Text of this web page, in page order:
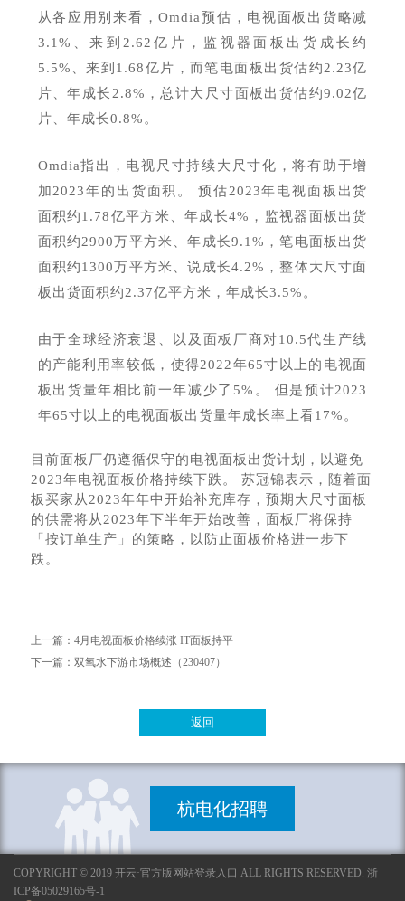
从各应用别来看，Omdia预估，电视面板出货略减
3.1%、来到2.62亿片，监视器面板出货成长约
5.5%、来到1.68亿片，而笔电面板出货估约2.23亿
片、年成长2.8%，总计大尺寸面板出货估约9.02亿
片、年成长0.8%。
Omdia指出，电视尺寸持续大尺寸化，将有助于增
加2023年的出货面积。 预估2023年电视面板出货
面积约1.78亿平方米、年成长4%，监视器面板出货
面积约2900万平方米、年成长9.1%，笔电面板出货
面积约1300万平方米、说成长4.2%，整体大尺寸面
板出货面积约2.37亿平方米，年成长3.5%。
由于全球经济衰退、以及面板厂商对10.5代生产线
的产能利用率较低，使得2022年65寸以上的电视面
板出货量年相比前一年减少了5%。 但是预计2023
年65寸以上的电视面板出货量年成长率上看17%。
目前面板厂仍遵循保守的电视面板出货计划，以避免
2023年电视面板价格持续下跌。 苏冠锦表示，随着面
板买家从2023年年中开始补充库存，预期大尺寸面板
的供需将从2023年下半年开始改善，面板厂将保持
「按订单生产」的策略，以防止面板价格进一步下
跌。
上一篇： 4月电视面板价格续涨 IT面板持平
下一篇： 双氧水下游市场概述（230407）
返回
杭电化招聘
COPYRIGHT © 2019 开云·官方版网站登录入口 ALL RIGHTS RESERVED. 浙
ICP备05029165号-1